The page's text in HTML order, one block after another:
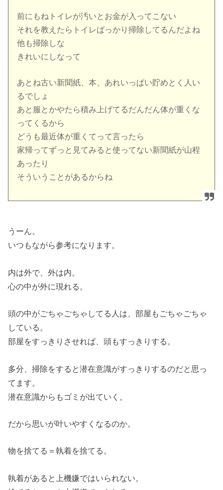
前にもねトイレが汚いとお金が入ってこない
それを教えたらトイレばっかり掃除してるんだよね
他も掃除しな
きれいにしなって
あとね古い新聞紙、本、あれいっぱい貯めとく人い
るでしょ
あと服とかやたら積み上げてるだんだん体が重くな
ってくるから
どうも最近体が重くてって言ったら
家帰ってずっと見てみると使ってない新聞紙が山程
あったり
そういうことがあるからね
うーん。
いつもながら参考になります。
内は外で、外は内。
心の中が外に現れる。
頭の中がごちゃごちゃしてる人は、部屋もごちゃごちゃ
している。
部屋をすっきりさせれば、頭もすっきりする。
多分、掃除をすると潜在意識がすっきりするのだと思っ
てます。
潜在意識からもゴミが出ていく。
だから思いが叶いやすくなるのか。
物を捨てる＝執着を捨てる。
執着があると上機嫌ではいられない。